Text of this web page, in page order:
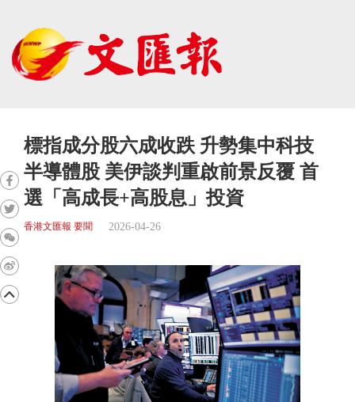
標指成分股六成收跌 升勢集中科技
半導體股 美伊談判重啟前景反覆 首
選「高成長+高股息」投資
香港文匯報 要聞 2026-04-26